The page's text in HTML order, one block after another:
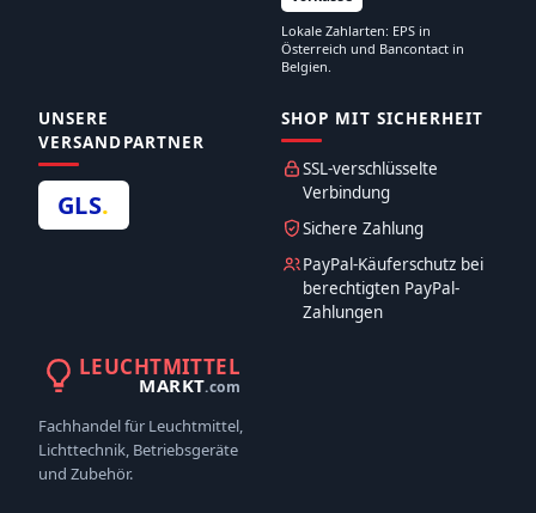
Lokale Zahlarten: EPS in
Österreich und Bancontact in
Belgien.
UNSERE
VERSANDPARTNER
GLS.
SHOP MIT SICHERHEIT
SSL-verschlüsselte
Verbindung
Sichere Zahlung
PayPal-Käuferschutz bei
berechtigten PayPal-
Zahlungen
LEUCHTMITTEL
MARKT.com
Fachhandel für Leuchtmittel,
Lichttechnik, Betriebsgeräte
und Zubehör.